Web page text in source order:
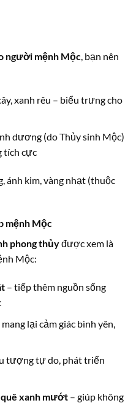
người mệnh Mộc, bạn nên
xanh rêu – biểu trưng cho
dương (do Thủy sinh Mộc)
tích cực
ánh kim, vàng nhạt (thuộc
mệnh Mộc
phong thủyđược xem là
Mộc:
– tiếp thêm nguồn sống
mang lại cảm giác bình yên,
tượng tự do, phát triển
xanh mướt– giúp không